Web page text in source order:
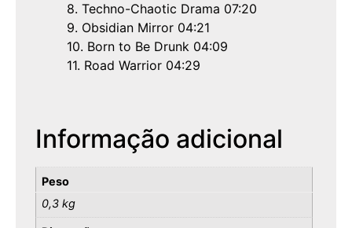
8. Techno-Chaotic Drama 07:20
9. Obsidian Mirror 04:21
10. Born to Be Drunk 04:09
11. Road Warrior 04:29
Informação adicional
Peso
0,3 kg